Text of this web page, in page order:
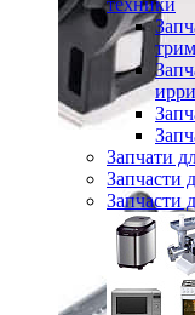
техники
Запчати
Запчасти
Запчасти